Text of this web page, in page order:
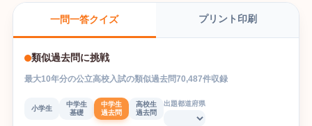
一問一答クイズ プリント印刷
類似過去問に挑戦
最大10年分の公立高校入試の類似過去問70,487件収録
小学生
中学生
基礎
中学生
過去問
高校生
過去問
出題都道府県